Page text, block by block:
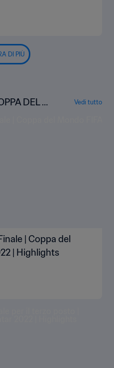
DI PIÙ
DEL M
Vedi tutto
| Coppa del
| Highlights